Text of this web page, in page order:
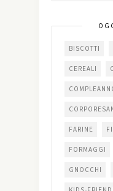
BISCOTTI
CEREALI
FARINE
FORMAGGI
GNOCCHI